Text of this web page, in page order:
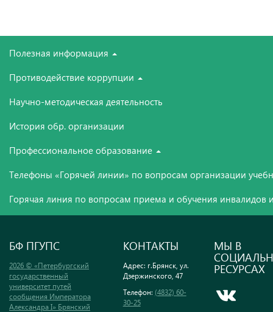
Полезная информация
Противодействие коррупции
Научно-методическая деятельность
История обр. организации
Профессиональное образование
Телефоны «Горячей линии» по вопросам организации
Горячая линия по вопросам приема и обучения инвалидов
БФ ПГУПС
2026 © «Петербургский
государственный
университет путей
сообщения Императора
Александра I» Брянский
КОНТАКТЫ
Адрес: г.Брянск, ул.
Дзержинского, 47
Телефон: (4832) 60-
30-25
МЫ В
РЕСУРСАХ